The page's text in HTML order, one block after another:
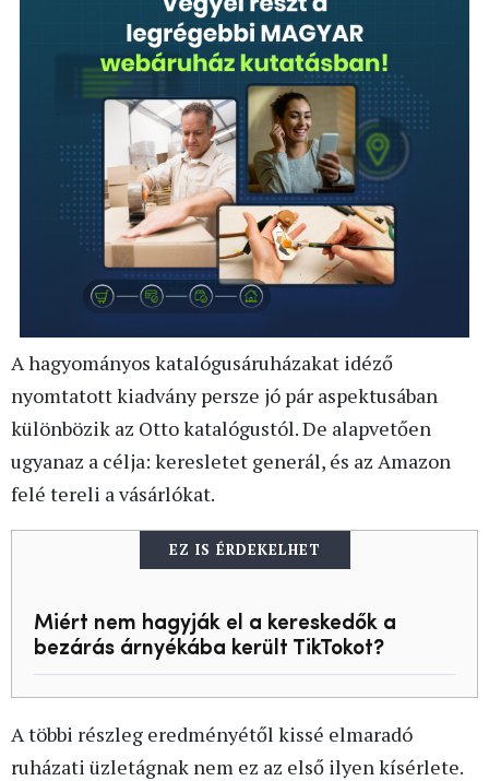
A hagyományos katalógusáruházakat idéző
nyomtatott kiadvány persze jó pár aspektusában
különbözik az Otto katalógustól. De alapvetően
ugyanaz a célja: keresletet generál, és az Amazon
felé tereli a vásárlókat.
EZ IS ÉRDEKELHET
Miért nem hagyják el a kereskedők a
bezárás árnyékába került TikTokot?
A többi részleg eredményétől kissé elmaradó
ruházati üzletágnak nem ez az első ilyen kísérlete.